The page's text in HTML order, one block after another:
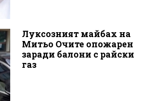
Луксозният майбах на
Митьо Очите опожарен
заради балони с райски
газ